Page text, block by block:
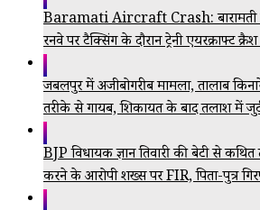
Baramati Aircraft Crash: बारामती
रनवे पर टैक्सिंग के दौरान ट्रेनी
जबलपुर में अजीबोगरीब मामला, तालाब
तरीके से गायब, शिकायत के बाद तलाश में
BJP विधायक ज्ञान तिवारी की बेटी से
करने के आरोपी शख्स पर FIR, पिता-पुत्र